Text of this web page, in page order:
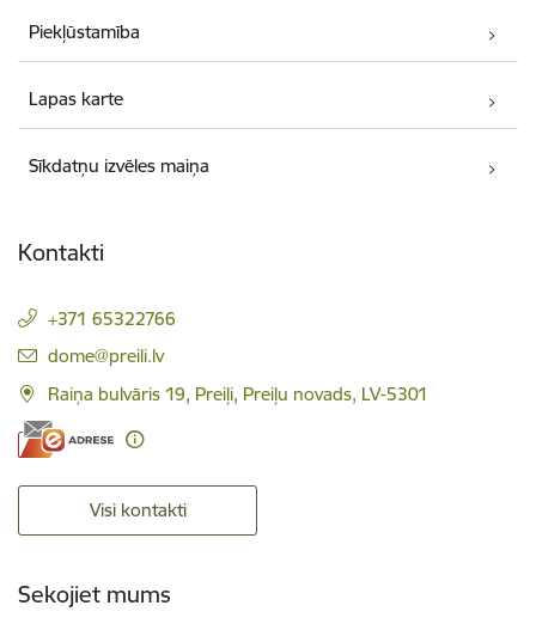
Piekļūstamība
Lapas karte
Sīkdatņu izvēles maiņa
Kontakti
+371 65322766
E-pasts:
dome@preili.lv
Raiņa bulvāris 19, Preiļi, Preiļu novads, LV-5301
Visi kontakti
Sekojiet mums